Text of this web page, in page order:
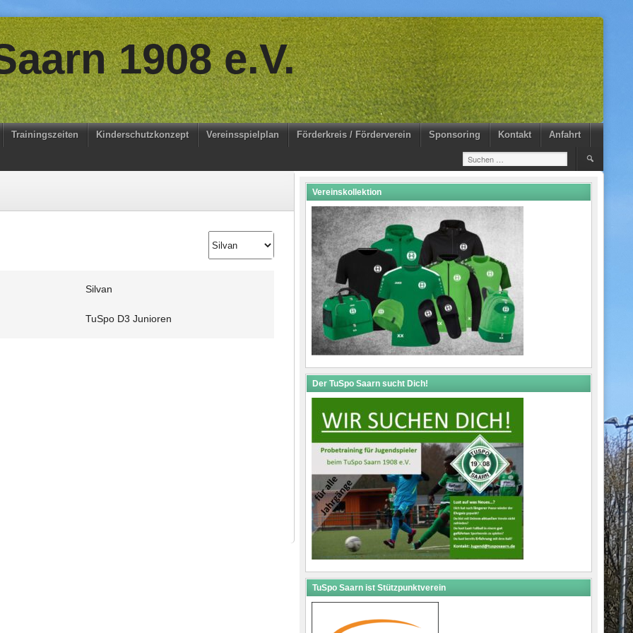
1908 e.V.
Trainingszeiten Kinderschutzkonzept Vereinsspielplan Förderkreis / Förderverein Sponsoring Kontakt Anfahrt
Suchen
Silvan
TuSpo D3 Junioren
Vereinskollektion
Der TuSpo Saarn sucht Dich!
TuSpo Saarn ist Stützpunktverein